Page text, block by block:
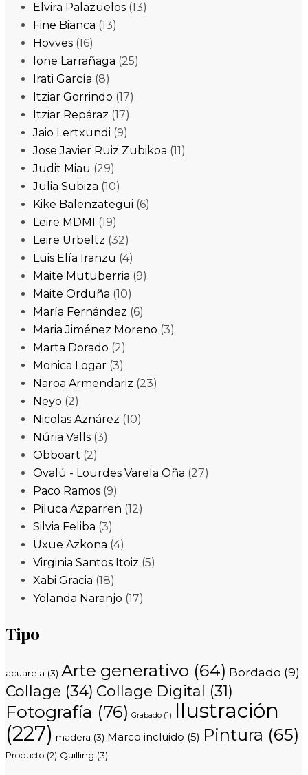
Elvira Palazuelos (13)
Fine Bianca (13)
Hovves (16)
Ione Larrañaga (25)
Irati García (8)
Itziar Gorrindo (17)
Itziar Repáraz (17)
Jaio Lertxundi (9)
Jose Javier Ruiz Zubikoa (11)
Judit Miau (29)
Julia Subiza (10)
Kike Balenzategui (6)
Leire MDMI (19)
Leire Urbeltz (32)
Luis Elía Iranzu (4)
Maite Mutuberria (9)
Maite Orduña (10)
María Fernández (6)
Maria Jiménez Moreno (3)
Marta Dorado (2)
Monica Logar (3)
Naroa Armendariz (23)
Neyo (2)
Nicolas Aznárez (10)
Núria Valls (3)
Obboart (2)
Ovalú - Lourdes Varela Oña (27)
Paco Ramos (9)
Piluca Azparren (12)
Silvia Feliba (3)
Uxue Azkona (4)
Virginia Santos Itoiz (5)
Xabi Gracia (18)
Yolanda Naranjo (17)
Tipo
acuarela (3) Arte generativo (64) Bordado (9)
Collage (34) Collage Digital (31)
Fotografía (76) Grabado (1)
Ilustración
(227) madera (3) Marco incluido (5) Pintura (65)
Producto (2) Quilling (3)